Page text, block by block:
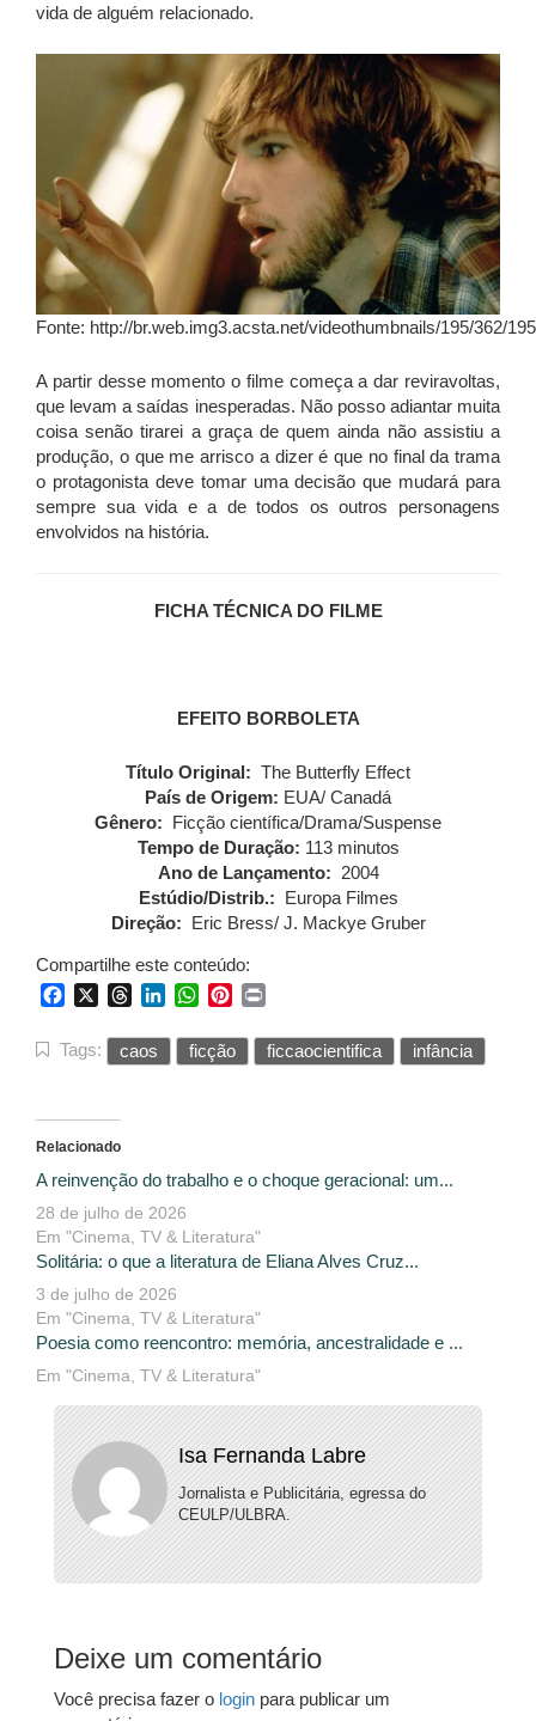
vida de alguém relacionado.
Fonte: http://br.web.img3.acsta.net/videothumbnails/195/362/
A partir desse momento o filme começa a dar reviravoltas,
que levam a saídas inesperadas. Não posso adiantar muita
coisa senão tirarei a graça de quem ainda não assistiu a
produção, o que me arrisco a dizer é que no final da trama
o protagonista deve tomar uma decisão que mudará para
sempre sua vida e a de todos os outros personagens
envolvidos na história.
FICHA TÉCNICA DO FILME
EFEITO BORBOLETA
Título Original: The Butterfly Effect
País de Origem: EUA/ Canadá
Gênero: Ficção científica/Drama/Suspense
Tempo de Duração: 113 minutos
Ano de Lançamento: 2004
Estúdio/Distrib.: Europa Filmes
Direção: Eric Bress/ J. Mackye Gruber
Compartilhe este conteúdo:
FacebookThreadsLinkedInWhatsApp
Pinterest
Tags: caos ficção ficcaocientifica infância
Relacionado
A reinvenção do trabalho e o choque geracional: um...
28 de julho de 2026
Em "Cinema, TV & Literatura"
Solitária: o que a literatura de Eliana Alves Cruz...
3 de julho de 2026
Em "Cinema, TV & Literatura"
Poesia como reencontro: memória, ancestralidade e ...
Em "Cinema, TV & Literatura"
Isa Fernanda Labre
Jornalista e Publicitária, egressa do
CEULP/ULBRA.
Deixe um comentário
Você precisa fazer o login para publicar um